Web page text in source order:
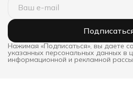
Нажимая «Подписаться», вы даете
указанных персональных данных в
информационной и рекламной